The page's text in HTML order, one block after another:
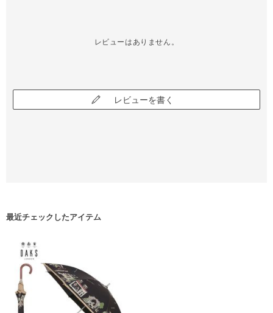
レビューはありません。
レビューを書く
最近チェックしたアイテム